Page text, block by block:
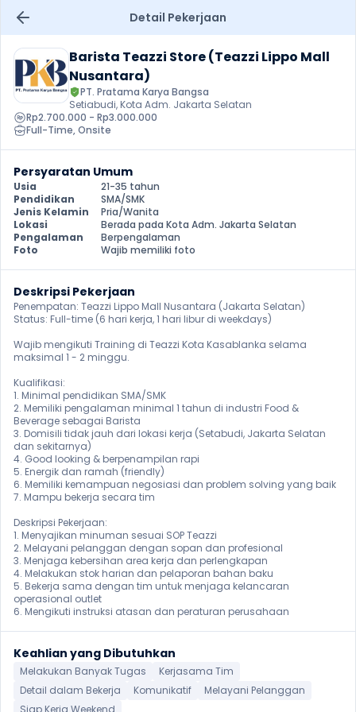
Detail Pekerjaan
Barista Teazzi Store (Teazzi Lippo Mall
Nusantara)
PT. Pratama Karya Bangsa
Setiabudi, Kota Adm. Jakarta Selatan
Rp2.700.000 - Rp3.000.000
Full-Time, Onsite
Persyaratan Umum
Usia
21-35 tahun
Pendidikan
SMA/SMK
Jenis Kelamin
Pria/Wanita
Lokasi
Berada pada Kota Adm. Jakarta Selatan
Pengalaman
Berpengalaman
Foto
Wajib memiliki foto
Deskripsi Pekerjaan
Penempatan: Teazzi Lippo Mall Nusantara (Jakarta Selatan)
Status: Full-time (6 hari kerja, 1 hari libur di weekdays)
Wajib mengikuti Training di Teazzi Kota Kasablanka selama
maksimal 1 - 2 minggu.
Kualifikasi:
1. Minimal pendidikan SMA/SMK
2. Memiliki pengalaman minimal 1 tahun di industri Food &
Beverage sebagai Barista
3. Domisili tidak jauh dari lokasi kerja (Setabudi, Jakarta Selatan
dan sekitarnya)
4. Good looking & berpenampilan rapi
5. Energik dan ramah (friendly)
6. Memiliki kemampuan negosiasi dan problem solving yang baik
7. Mampu bekerja secara tim
Deskripsi Pekerjaan:
1. Menyajikan minuman sesuai SOP Teazzi
2. Melayani pelanggan dengan sopan dan profesional
3. Menjaga kebersihan area kerja dan perlengkapan
4. Melakukan stok harian dan pelaporan bahan baku
5. Bekerja sama dengan tim untuk menjaga kelancaran
operasional outlet
6. Mengikuti instruksi atasan dan peraturan perusahaan
Keahlian yang Dibutuhkan
Melakukan Banyak Tugas
Kerjasama Tim
Detail dalam Bekerja
Komunikatif
Melayani Pelanggan
Siap Kerja Weekend